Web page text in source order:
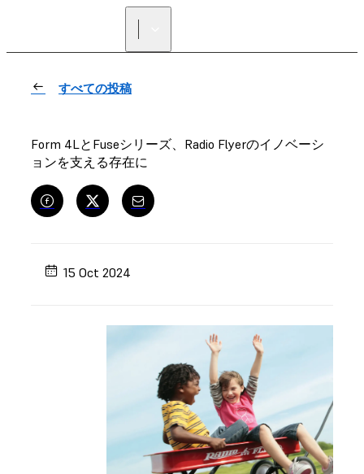
すべての投稿
Form 4LとFuseシリーズ、Radio Flyerのイノベーシ
ョンを支える存在に
15 Oct 2024